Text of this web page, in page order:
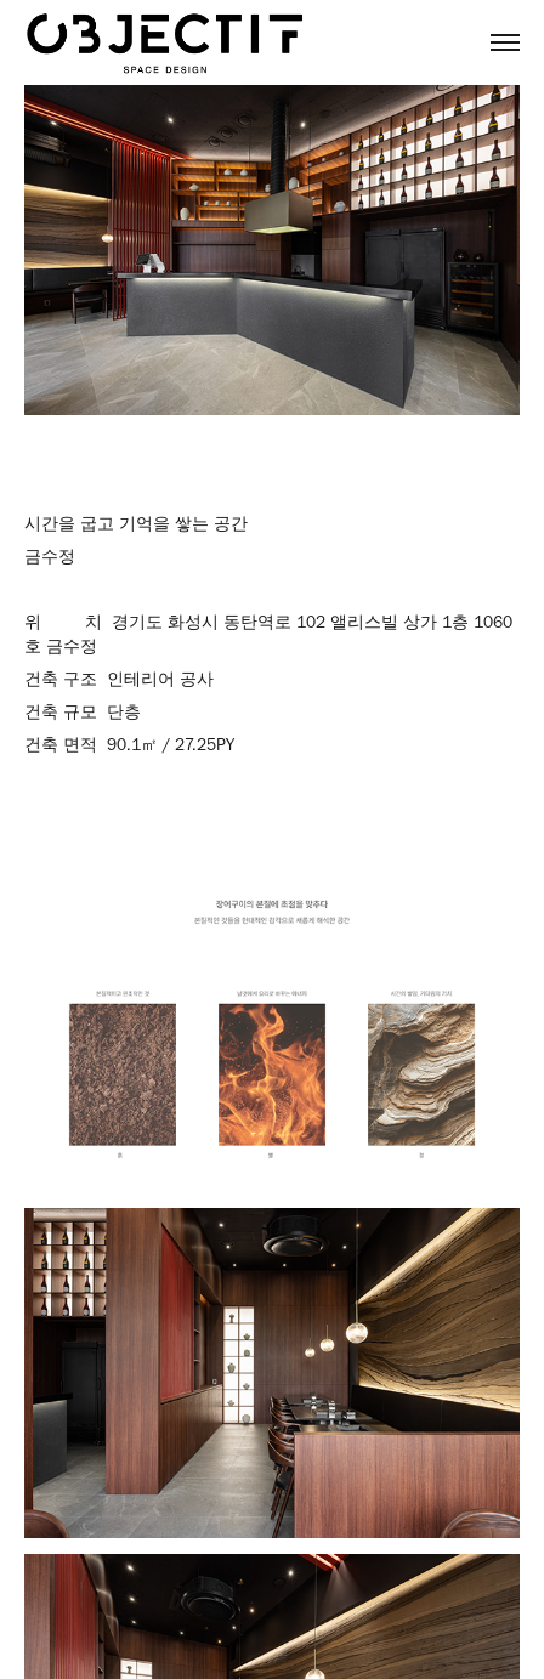
시간을 굽고 기억을 쌓는 공간
금수정
위 치 경기도 화성시 동탄역로 102 앨리스빌 상가 1층 1060
호 금수정
건축 구조 인테리어 공사
건축 규모 단층
건축 면적 90.1㎡ / 27.25PY